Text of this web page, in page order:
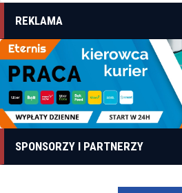
REKLAMA
SPONSORZY I PARTNERZY